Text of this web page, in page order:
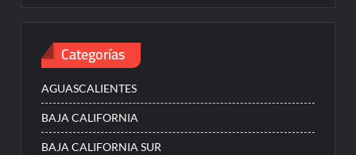
Categorías
AGUASCALIENTES
BAJA CALIFORNIA
BAJA CALIFORNIA SUR